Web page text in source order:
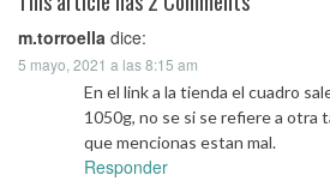
m.torroella dice:
5 mayo, 2021 a las 8:15 am
En el link a la tienda el cuadro
1050g, no se si se refiere a otra
que mencionas estan mal.
Responder